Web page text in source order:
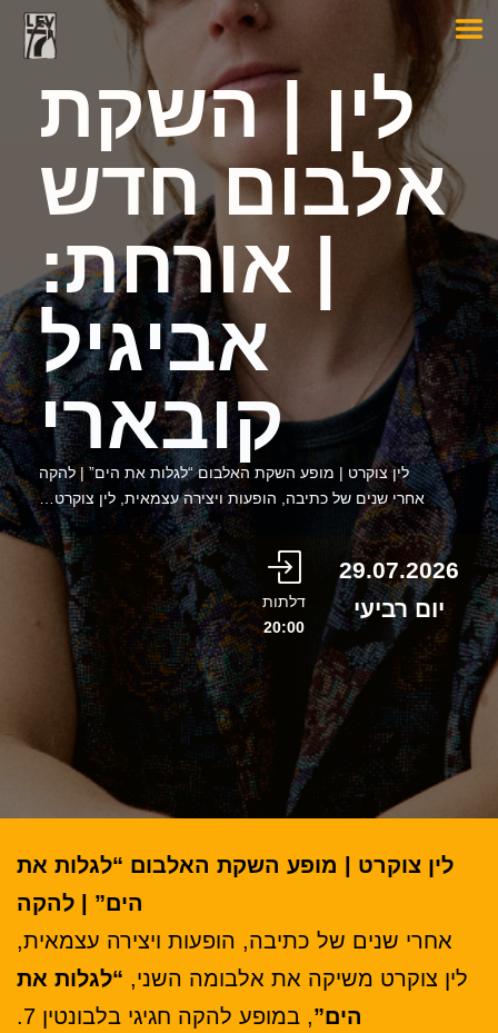
לין | השקת
אלבום חדש
| אורחת:
אביגיל
קובארי
לין צוקרט | מופע השקת האלבום “לגלות את הים” | להקה
אחרי שנים של כתיבה, הופעות ויצירה עצמאית, לין צוקרט…
29.07.2026
יום רביעי
דלתות
20:00
לין צוקרט | מופע השקת האלבום “לגלות את
הים” | להקה
אחרי שנים של כתיבה, הופעות ויצירה עצמאית,
לין צוקרט משיקה את אלבומה השני, “לגלות את
הים”, במופע להקה חגיגי בלבונטין 7.